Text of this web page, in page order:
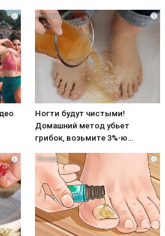
i i
Ногти будут чистыми!
Домашний метод убьет
грибок, возьмите 3%-ю…
i i